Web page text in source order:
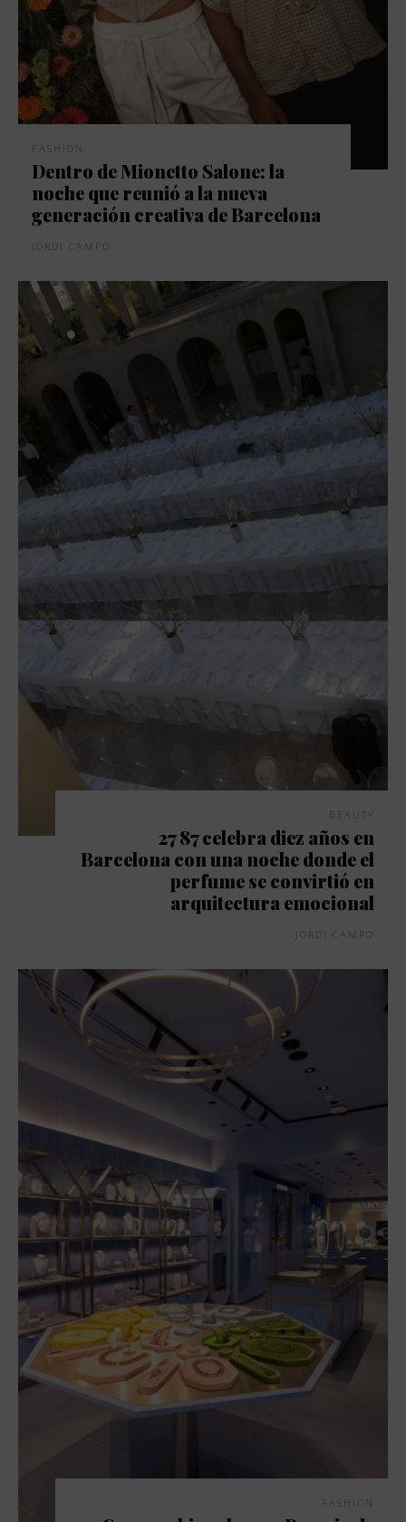
FASHION
Dentro de Mionetto Salone: la
noche que reunió a la nueva
generación creativa de Barcelona
JORDI CAMPO
BEAUTY
27 87 celebra diez años en
Barcelona con una noche donde el
perfume se convirtió en
arquitectura emocional
JORDI CAMPO
FASHION